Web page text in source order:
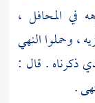
في المحافل ،
، وحملوا النهي
ذكرناه . قال :
.